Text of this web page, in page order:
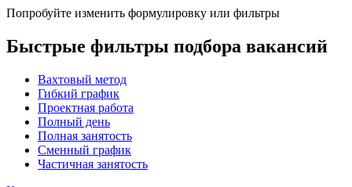
Попробуйте изменить формулировку или фильтры
Быстрые фильтры подбора вакансий
Вахтовый метод
Гибкий график
Проектная работа
Полный день
Полная занятость
Сменный график
Частичная занятость